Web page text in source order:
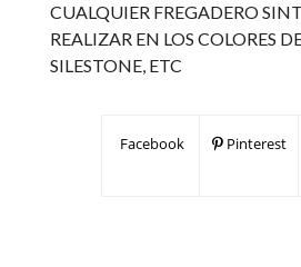
CUALQUIER FREGADERO
REALIZAR EN LOS COLORES
SILESTONE, ETC
Facebook Pinterest